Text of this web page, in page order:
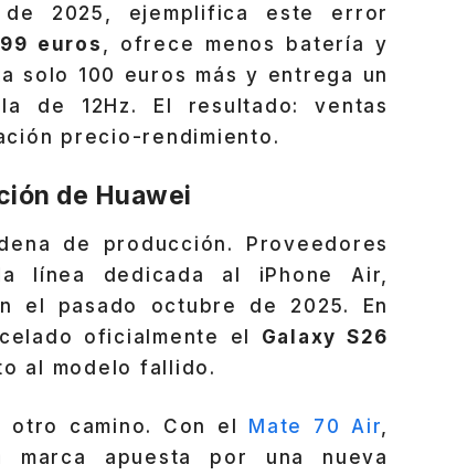
2025, ejemplifica este error
euros
, ofrece menos batería y
solo 100 euros más y entrega un
de 12Hz. El resultado: ventas
precio-rendimiento.
de Huawei
de producción. Proveedores
línea dedicada al iPhone Air,
el pasado octubre de 2025. En
oficialmente el Galaxy S26
al modelo fallido.
otro camino. Con el Mate 70 Air,
apuesta por una nueva